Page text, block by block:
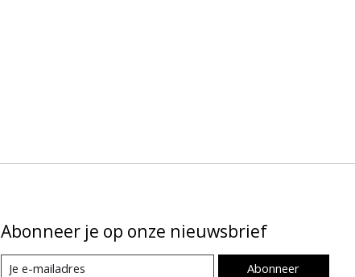
Abonneer je op onze nieuwsbrief
Abonneer